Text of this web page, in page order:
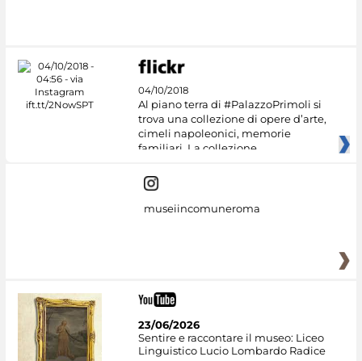
04/10/2018
Al piano terra di #PalazzoPrimoli si
trova una collezione di opere d’arte,
cimeli napoleonici, memorie
familiari. La collezione
museiincomuneroma
23/06/2026
Sentire e raccontare il museo: Liceo
Linguistico Lucio Lombardo Radice